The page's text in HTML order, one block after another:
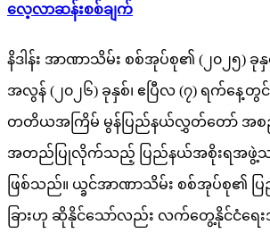
လေ့လာဆန်းစစ်ချက်
နိဒါန်း အာဏာသိမ်း စစ်အုပ်စု၏ (၂၀၂၅) ခု
အလွန် (၂၀၂၆) ခုနှစ်၊ ဧပြီလ (၇) ရက်နေ့တွ
တတိယအကြိမ် မွန်ပြည်နယ်လွှတ်တော် အစ
အတည်ပြုလိုက်သည့် ပြည်နယ်အစိုးရအဖွဲ့သစ်
ဖြစ်သည်။ ယ္ခင်အာဏာသိမ်း စစ်အုပ်စု၏ ပ
ခြားဟု ဆိုနိုင်သော်လည်း လက်တွေ့နိုင်ငံရေ